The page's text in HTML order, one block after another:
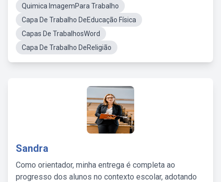
Quimica ImagemPara Trabalho
Capa De Trabalho DeEducação Física
Capas De TrabalhosWord
Capa De Trabalho DeReligião
Sandra
Como orientador, minha entrega é completa ao
progresso dos alunos no contexto escolar, adotando